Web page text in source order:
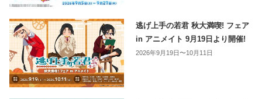
逃げ上手の若君 秋大満喫! フェア
in アニメイト 9月19日より開催!
2026年9月19日〜10月11日